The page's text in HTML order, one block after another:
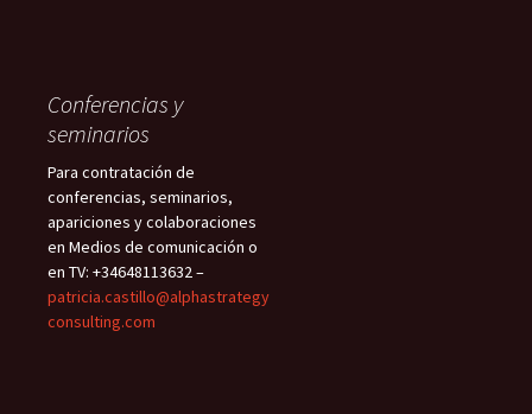
Conferencias y
seminarios
Para contratación de
conferencias, seminarios,
apariciones y colaboraciones
en Medios de comunicación o
en TV: +34648113632 –
patricia.castillo@alphastrategy
consulting.com